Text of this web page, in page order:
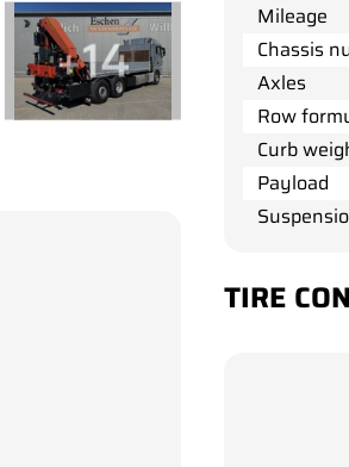
+14
Mileage
Chassis
Axles
Row
Curb
Payload
TIRE